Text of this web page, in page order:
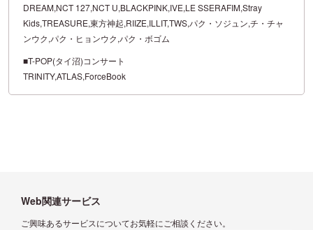
DREAM,NCT 127,NCT U,BLACKPINK,IVE,LE SSERAFIM,Stray
Kids,TREASURE,東方神起,RIIZE,ILLIT,TWS,パク・ソジュン,チ・チャ
ンウク,パク・ヒョンウク,パク・ボゴム
■T-POP(タイ沼)コンサート
TRINITY,ATLAS,ForceBook
Web関連サービス
ご興味あるサービスについてお気軽にご相談ください。